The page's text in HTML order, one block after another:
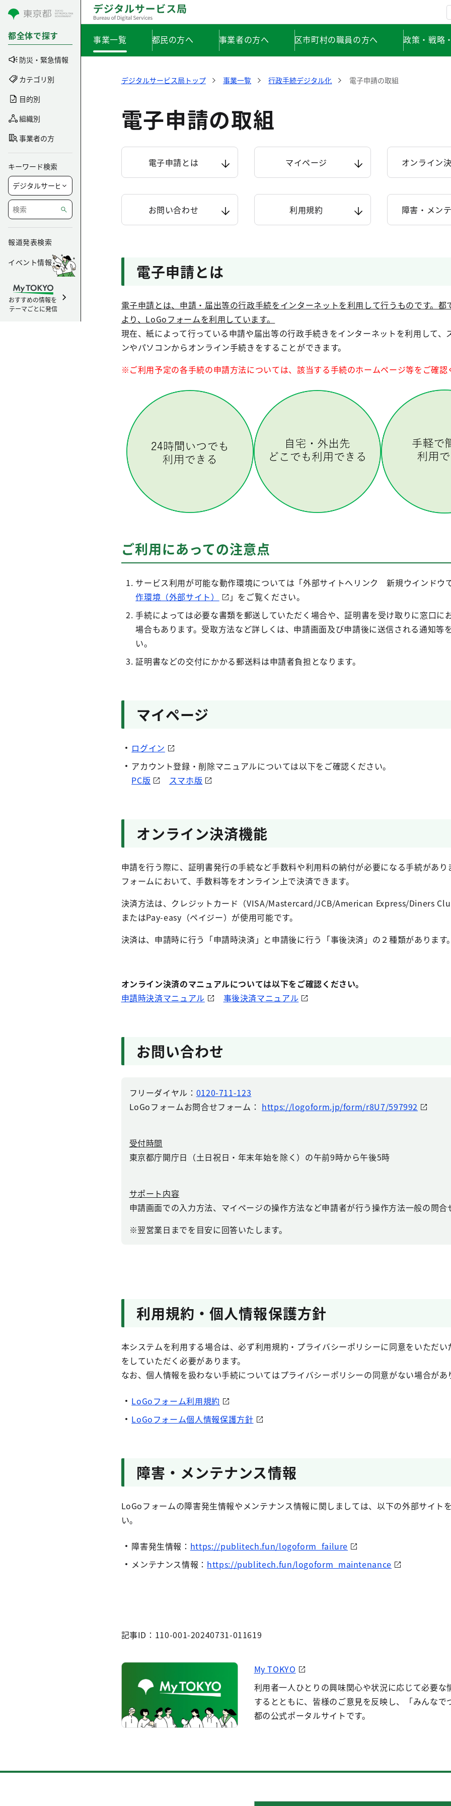
コンテンツにスキップ
都全体で探す
防災・緊急情報
カテゴリ別
目的別
組織別
事業者の方
キーワード検索
報道発表検索
イベント情報
おすすめの情報を
テーマごとに発信
事業一覧 都民の方へ 事業者の方へ 区市町村の職員の方へ 政策・戦略
デジタルサービス局トップ 事業一覧 行政手続デジタル化 電子申請の取組
電子申請の取組
電子申請とは マイページ オンライン
お問い合わせ 利用規約 障害・メン
電子申請とは
電子申請とは、申請・届出等の行政手続をインターネットを利用して行うものです。都
より、LoGoフォームを利用しています。
現在、紙によって行っている申請や届出等の行政手続きをインターネットを利用して、
ンやパソコンからオンライン手続きをすることができます。
※ご利用予定の各手続の申請方法については、該当する手続のホームページ等をご確認
ご利用にあっての注意点
サービス利用が可能な動作環境については「外部サイトへリンク 新規ウインドウ
作環境（外部サイト）
」をご覧ください。
手続によっては必要な書類を郵送していただく場合や、証明書を受け取りに窓口に
場合もあります。受取方法など詳しくは、申請画面及び申請後に送信される通知等
い。
証明書などの交付にかかる郵送料は申請者負担となります。
マイページ
ログイン
アカウント登録・削除マニュアルについては以下をご確認ください。
PC版
スマホ版
オンライン決済機能
申請を行う際に、証明書発行の手続など手数料や利用料の納付が必要になる手続があ
フォームにおいて、手数料等をオンライン上で決済できます。
決済方法は、クレジットカード（VISA/Mastercard/JCB/American Express/Diners
またはPay-easy（ペイジー）が使用可能です。
決済は、申請時に行う「申請時決済」と申請後に行う「事後決済」の２種類があります
オンライン決済のマニュアルについては以下をご確認ください。
申請時決済マニュアル
事後決済マニュアル
お問い合わせ
フリーダイヤル： 0120-711-123
LoGoフォームお問合せフォーム： https://logoform.jp/form/r8U7/597992
受付時間
東京都庁開庁日（土日祝日・年末年始を除く）の午前9時から午後5時
サポート内容
申請画面での入力方法、マイページの操作方法など申請者が行う操作方法一般の問合
※翌営業日までを目安に回答いたします。
利用規約・個人情報保護方針
本システムを利用する場合は、必ず利用規約・プライバシーポリシーに同意をいただい
をしていただく必要があります。
なお、個人情報を扱わない手続についてはプライバシーポリシーの同意がない場合が
LoGoフォーム利用規約
LoGoフォーム個人情報保護方針
障害・メンテナンス情報
LoGoフォームの障害発生情報やメンテナンス情報に関しましては、以下の外部サイト
い。
障害発生情報： https://publitech.fun/logoform_failure
メンテナンス情報： https://publitech.fun/logoform_maintenance
記事ID：110-001-20240731-011619
My TOKYO
利用者一人ひとりの興味関心や状況に応じて必要な
するとともに、皆様のご意見を反映し、「みんなで
都の公式ポータルサイトです。